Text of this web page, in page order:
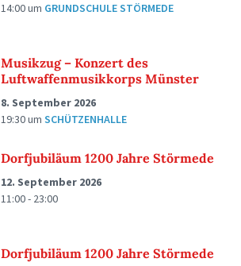
14:00um GRUNDSCHULE STÖRMEDE
Musikzug – Konzert des
Luftwaffenmusikkorps Münster
8. September 2026
19:30um SCHÜTZENHALLE
Dorfjubiläum 1200 Jahre Störmede
12. September 2026
11:00 - 23:00
Dorfjubiläum 1200 Jahre Störmede